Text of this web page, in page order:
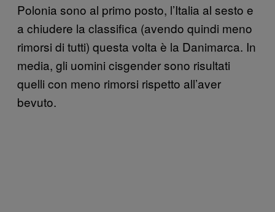
Polonia sono al primo posto, l’Italia al sesto e
a chiudere la classifica (avendo quindi meno
rimorsi di tutti) questa volta è la Danimarca. In
media, gli uomini cisgender sono risultati
quelli con meno rimorsi rispetto all’aver
bevuto.